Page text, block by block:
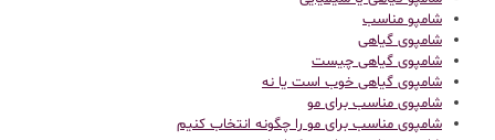
شامپو مناسب
شامپوی گیاهی
شامپوی گیاهی چیست
شامپوی گیاهی خوب است یا نه
شامپوی مناسب برای مو
شامپوی مناسب برای مو را چگونه انتخاب کنیم